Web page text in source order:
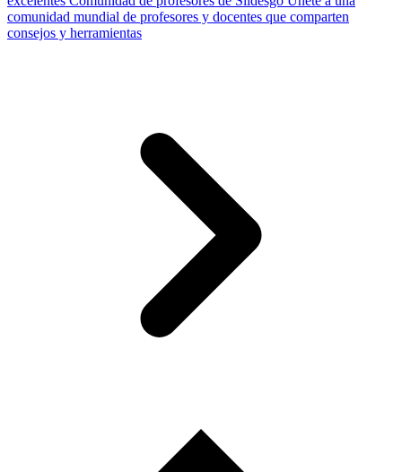
comunidad mundial de profesores y docentes que comparten
consejos y herramientas